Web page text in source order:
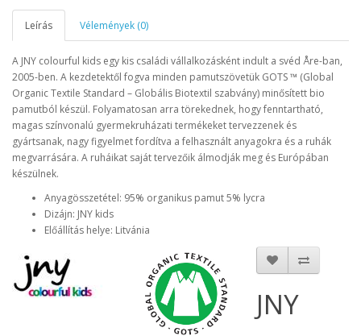
Leírás Vélemények (0)
A JNY colourful kids egy kis családi vállalkozásként indult a svéd Åre-ban,
2005-ben. A kezdetektől fogva minden pamutszövetük GOTS ™ (Global
Organic Textile Standard – Globális Biotextil szabvány) minősített bio
pamutból készül. Folyamatosan arra törekednek, hogy fenntartható,
magas színvonalú gyermekruházati termékeket tervezzenek és
gyártsanak, nagy figyelmet fordítva a felhasznált anyagokra és a ruhák
megvarrására. A ruháikat saját tervezőik álmodják meg és Európában
készülnek.
Anyagösszetétel: 95% organikus pamut 5% lycra
Dizájn: JNY kids
Előállítás helye: Litvánia
JNY